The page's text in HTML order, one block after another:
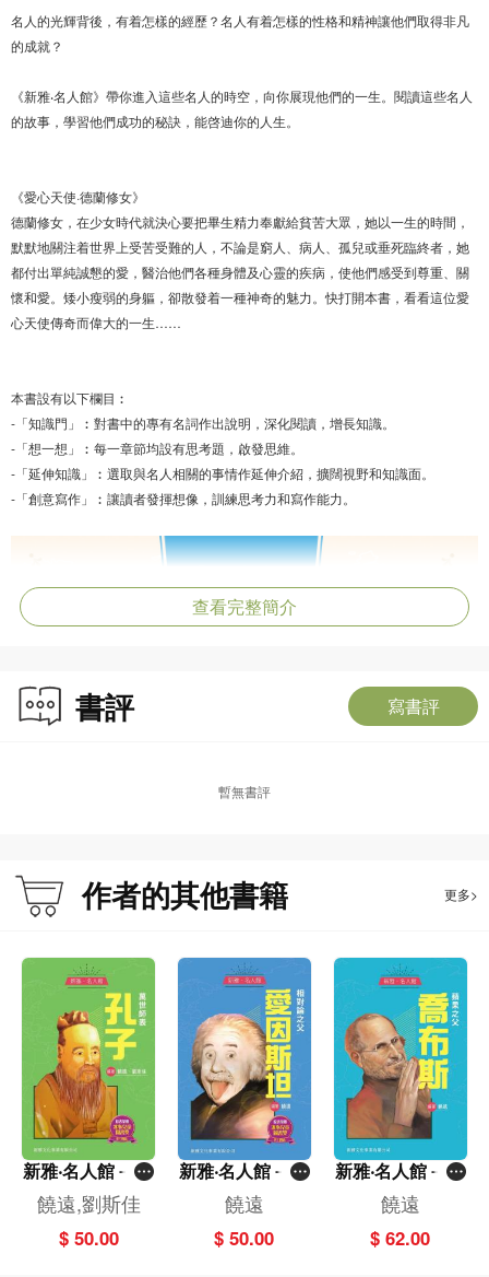
名人的光輝背後，有着怎樣的經歷？名人有着怎樣的性格和精神讓他們取得非凡
的成就？
《新雅‧名人館》帶你進入這些名人的時空，向你展現他們的一生。閱讀這些名人
的故事，學習他們成功的秘訣，能啓迪你的人生。
《愛心天使·德蘭修女》
德蘭修女，在少女時代就決心要把畢生精力奉獻給貧苦大眾，她以一生的時間，
默默地關注着世界上受苦受難的人，不論是窮人、病人、孤兒或垂死臨終者，她
都付出單純誠懇的愛，醫治他們各種身體及心靈的疾病，使他們感受到尊重、關
懷和愛。矮小瘦弱的身軀，卻散發着一種神奇的魅力。快打開本書，看看這位愛
心天使傳奇而偉大的一生……
本書設有以下欄目︰
-「知識門」︰對書中的專有名詞作出說明，深化閱讀，增長知識。
-「想一想」︰每一章節均設有思考題，啟發思維。
-「延伸知識」︰選取與名人相關的事情作延伸介紹，擴闊視野和知識面。
-「創意寫作」︰讓讀者發揮想像，訓練思考力和寫作能力。
查看完整簡介
書評 寫書評
暫無書評
作者的其他書籍 更多>
新雅‧名人館－萬
世師表‧孔子
饒遠,劉斯佳
$ 50.00
新雅‧名人館－相
對論之父‧愛因斯
坦
饒遠
$ 50.00
新雅‧名人館－蘋
果之父‧喬布斯
饒遠
$ 62.00